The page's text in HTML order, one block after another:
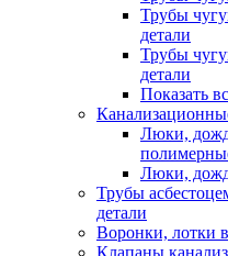
Трубы
детали
Трубы
детали
Показать
Люки,
Люки,
Трубы
детали
Воронки, лотки
Клапаны